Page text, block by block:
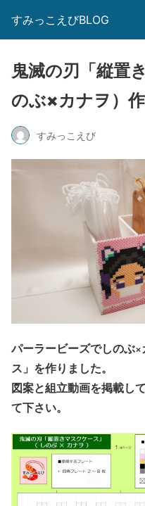
すみっこえびBLOG
鬼滅の刃「縦置
のぶ×カナヲ）
すみっこえび
パーラービーズでしのぶ
ス」を作りました。
図案と組立動画を掲載し
て下さい。